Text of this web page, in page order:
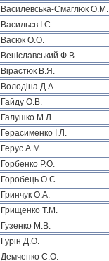
Василевська-Смаглюк О.М.
Васильєв І.С.
Васюк О.О.
Веніславський Ф.В.
Вірастюк В.Я.
Володіна Д.А.
Гайду О.В.
Галушко М.Л.
Герасименко І.Л.
Герус А.М.
Горбенко Р.О.
Горобець О.С.
Гринчук О.А.
Грищенко Т.М.
Гузенко М.В.
Гурін Д.О.
Демченко С.О.